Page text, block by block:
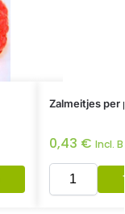
Zalmeitjes per
0,43 € Incl.